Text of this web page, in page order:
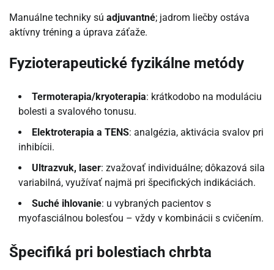
Manuálne techniky sú adjuvantné; jadrom liečby ostáva
aktívny tréning a úprava záťaže.
Fyzioterapeutické fyzikálne metódy
Termoterapia/kryoterapia: krátkodobo na moduláciu
bolesti a svalového tonusu.
Elektroterapia a TENS: analgézia, aktivácia svalov pri
inhibícii.
Ultrazvuk, laser: zvažovať individuálne; dôkazová sila
variabilná, využívať najmä pri špecifických indikáciách.
Suché ihlovanie: u vybraných pacientov s
myofasciálnou bolesťou – vždy v kombinácii s cvičením.
Špecifiká pri bolestiach chrbta